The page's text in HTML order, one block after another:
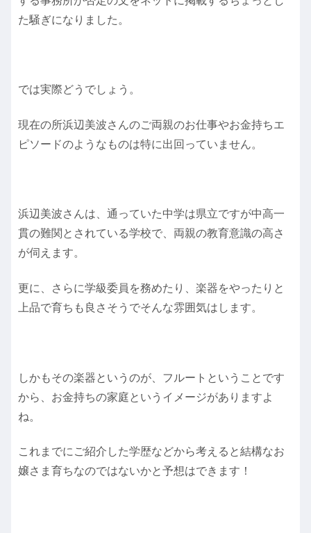
た騒ぎになりました。
では実際どうでしょう。
現在の所浜辺美波さんのご両親のお仕事やお金持ちエ
ピソードのようなものは特に出回っていません。
浜辺美波さんは、 通っていた中学は県立ですが中高一
貫の難関とされている学校で、両親の教育意識の高さ
が伺えます。
更に、
さらに学級委員を務めたり、楽器をやったりと
上品で育ちも良さそうでそんな雰囲気はします。
しかもその楽器というのが、フルートということです
から、お金持ちの家庭というイメージがありますよ
ね。
これまでにご紹介した学歴などから考えると結構なお
嬢さま育ちなのではないかと予想はできます！